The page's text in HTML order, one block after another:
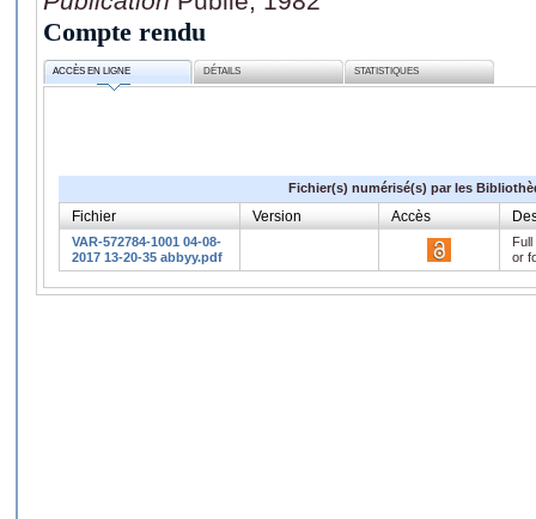
Compte rendu
ACCÈS EN LIGNE DÉTAILS STATISTIQUES
Fichier(s) numérisé(s) par les
Fichier Version Accès
VAR-572784-1001 04-08-
2017 13-20-35 abbyy.pdf
or